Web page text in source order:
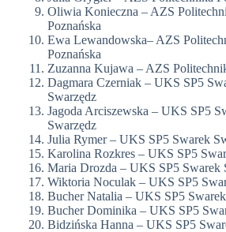
Oliwia Konieczna – AZS
Poznańska
Ewa Lewandowska– AZS
Poznańska
Zuzanna Kujawa – AZS
Dagmara Czerniak – UKS SP5
Swarzędz
Jagoda Arciszewska – UKS SP5
Swarzędz
Julia Rymer – UKS SP5 Swarek
Karolina Rozkres – UKS SP5
Maria Drozda – UKS SP5 Swarek
Wiktoria Noculak – UKS SP5
Bucher Natalia – UKS SP5
Bucher Dominika – UKS SP5
Bidzińska Hanna – UKS SP5